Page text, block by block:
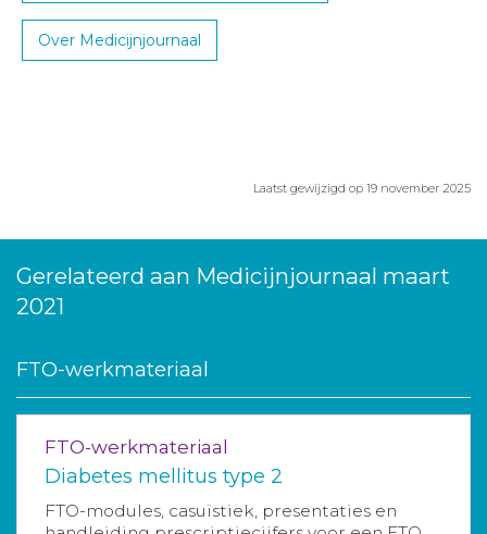
Over Medicijnjournaal
Laatst gewijzigd op 19 november 2025
Gerelateerd aan Medicijnjournaal maart
2021
FTO-werkmateriaal
FTO-werkmateriaal
Diabetes mellitus type 2
FTO-modules, casuïstiek, presentaties en